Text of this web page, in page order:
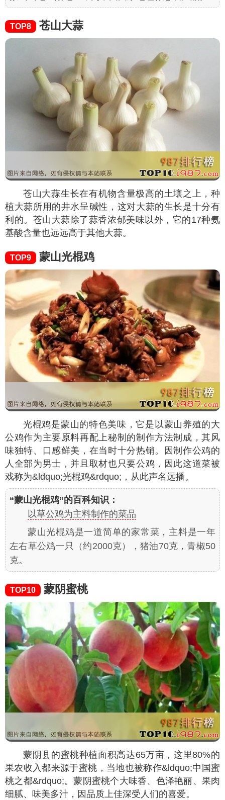
TOP8 苍山大蒜
苍山大蒜生长在有机物含量极高的土壤之上，种
植大蒜所用的井水呈碱性，这对大蒜的生长是十分有
利的。苍山大蒜除了蒜香浓郁美味以外，它的17种氨
基酸含量也远远高于其他大蒜。
TOP9 蒙山光棍鸡
光棍鸡是蒙山的特色美味，它是以蒙山养殖的大
公鸡作为主要原料再配上秘制的制作方法制成，其风
味独特、口感鲜美，在当时十分热销。因制作公鸡的
人全部为男士，并且取材也只要公鸡，因此这道菜被
戏称为&ldquo;光棍鸡&rdquo;，从此声名远播。
“蒙山光棍鸡”的百科知识：
以草公鸡为主料制作的菜品
蒙山光棍鸡是一道简单的家常菜，主料是一年
左右草公鸡一只（约2000克），猪油70克，青椒50
克。
TOP10 蒙阴蜜桃
蒙阴县的蜜桃种植面积高达65万亩，这里80%的
果农收入都来源于蜜桃，当地也被称作&ldquo;中国蜜
桃之都&rdquo;。蒙阴蜜桃个大味香、色泽艳丽、果肉
细腻、味美多汁，因品质上佳深受人们的喜爱。